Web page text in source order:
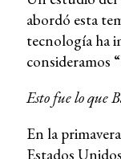
abordó esta
tecnología ha
consideramos
Esto fue lo que
En la
Estados